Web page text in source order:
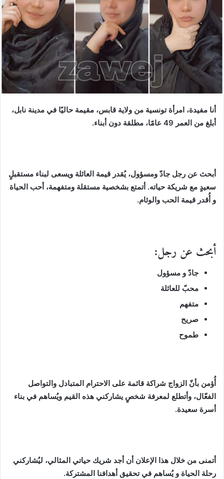
أنا مفيدة، امرأة تونسية من ولاية قابس، مقيمة حاليًا في مدينة نابل،
أبلغ من العمر 49 عامًا، مطلقة دون أبناء.
أبحث عن رجل جادّ ومسؤول، يُقدر قيمة العائلة ويسعى لبناء مستقبلٍ
سعيدٍ مع شريكة حياته. أتمتع بشخصية مستقلة ومتفهمة، أحب الحياة
و أُقدر قيمة الحب والوئام.
أبحث عن رجل:
جادّ و مسؤول
محبّ للعائلة
متفهم
صريح
طموح
أُؤمن بأنّ الزواج شراكة قائمة على الاحترام المتبادل والتواصل
الفعّال، وأتطلع لمعرفة شخصٍ يشاركني هذه القيم ويُساهم في بناء
أسرة سعيدة.
أتمنى من خلال هذا الإعلان أن أجد شريك حياتي المثالي، ليُشاركني
رحلة الحياة و يُساهم في تحقيق أهدافنا المشتركة.